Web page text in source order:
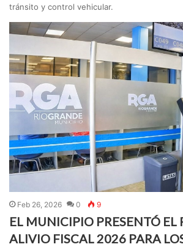
tránsito y control vehicular.
Feb 26, 2026 0 9
EL MUNICIPIO PRESENTÓ EL
ALIVIO FISCAL 2026 PARA